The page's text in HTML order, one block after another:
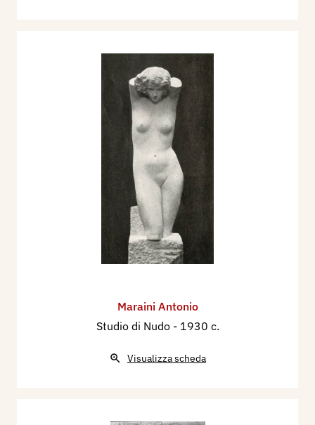
Maraini Antonio
Studio di Nudo - 1930 c.
Visualizza scheda